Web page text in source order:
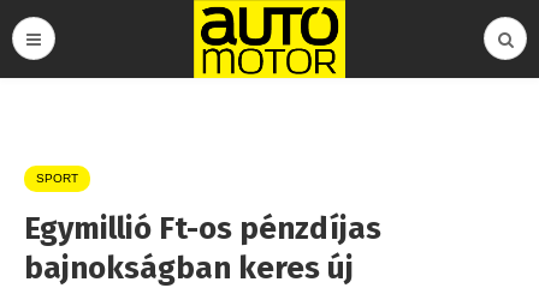
SPORT
Egymillió Ft-os pénzdíjas
bajnokságban keres új